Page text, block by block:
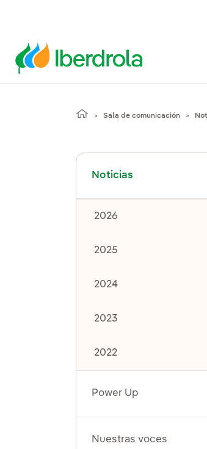
Sala de comunicación
Noticias
Alternar el submenú
2026
2025
2024
2023
2022
Power Up
Nuestras voces